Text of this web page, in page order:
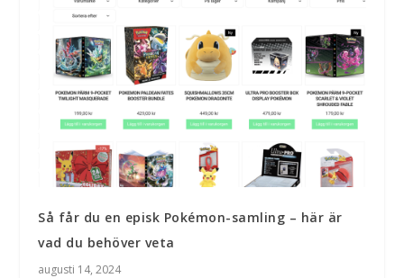
Så får du en episk Pokémon-samling – här är
vad du behöver veta
augusti 14, 2024